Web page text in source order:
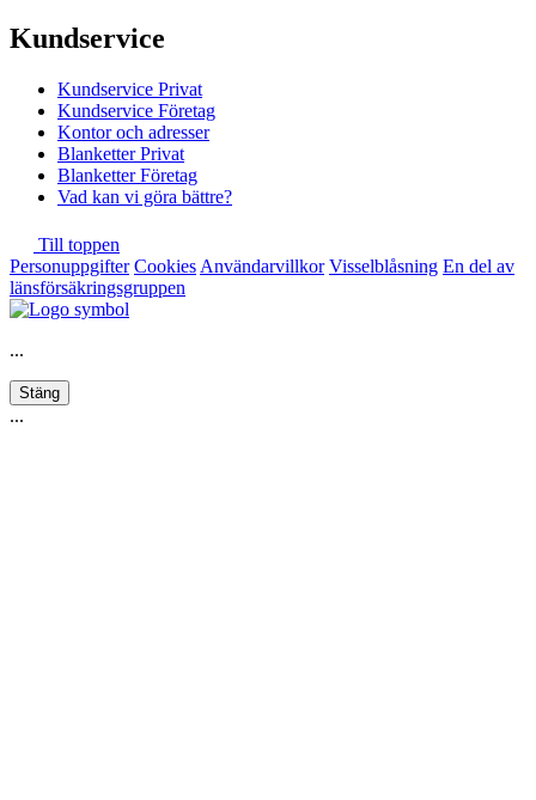
Kundservice
Kundservice Privat
Kundservice Företag
Kontor och adresser
Blanketter Privat
Blanketter Företag
Vad kan vi göra bättre?
Till toppen
Personuppgifter Cookies Användarvillkor Visselblåsning En del av
länsförsäkringsgruppen
...
Stäng
...